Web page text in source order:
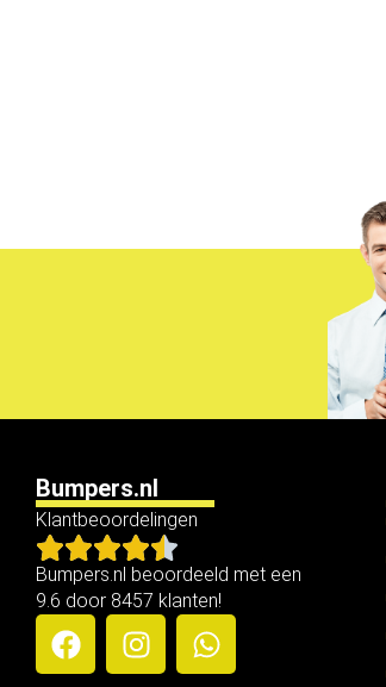
Bumpers.nl
Klantbeoordelingen
Bumpers.nl beoordeeld met een
9.6 door 8457 klanten!